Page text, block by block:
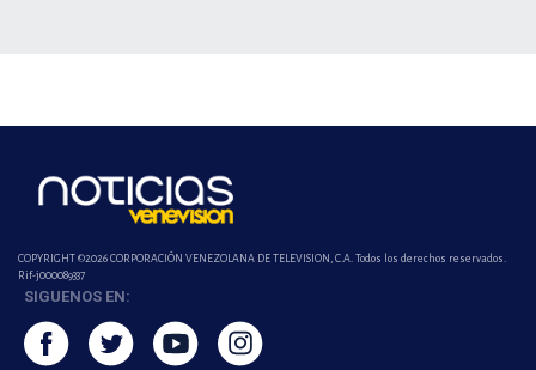
COPYRIGHT ©2026 CORPORACIÓN VENEZOLANA DE TELEVISION, C.A. Todos los derechos reservados.
Rif-j000089337
SIGUENOS EN: